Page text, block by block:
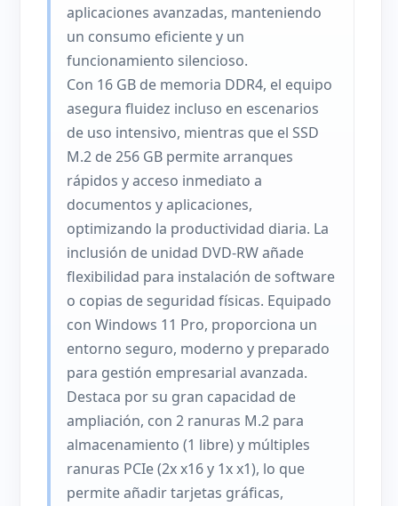
aplicaciones avanzadas, manteniendo
un consumo eficiente y un
funcionamiento silencioso.
Con 16 GB de memoria DDR4, el equipo
asegura fluidez incluso en escenarios
de uso intensivo, mientras que el SSD
M.2 de 256 GB permite arranques
rápidos y acceso inmediato a
documentos y aplicaciones,
optimizando la productividad diaria. La
inclusión de unidad DVD-RW añade
flexibilidad para instalación de software
o copias de seguridad físicas. Equipado
con Windows 11 Pro, proporciona un
entorno seguro, moderno y preparado
para gestión empresarial avanzada.
Destaca por su gran capacidad de
ampliación, con 2 ranuras M.2 para
almacenamiento (1 libre) y múltiples
ranuras PCIe (2x x16 y 1x x1), lo que
permite añadir tarjetas gráficas,